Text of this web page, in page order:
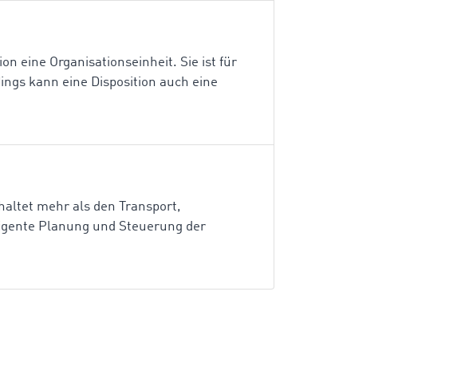
eine Organisationseinheit. Sie ist für
kann eine Disposition auch eine
mehr als den Transport,
Planung und Steuerung der